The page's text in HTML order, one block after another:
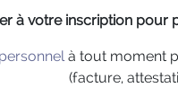
à votre inscription pour
à tout moment
(facture,